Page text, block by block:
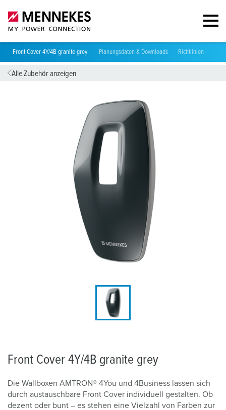
Front Cover 4Y/4B granite grey Planungsdaten & Downloads Richtlinien
Alle Zubehör anzeigen
Front Cover 4Y/4B granite grey
Die Wallboxen AMTRON® 4You und 4Business lassen sich
durch austauschbare Front Cover individuell gestalten. Ob
dezent oder bunt – es stehen eine Vielzahl von Farben zur